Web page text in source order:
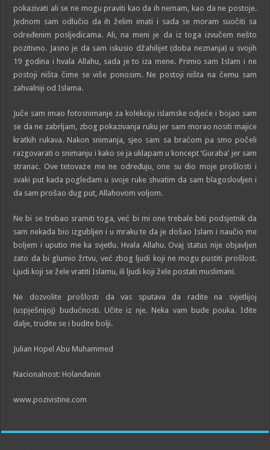
pokazivati ali se ne mogu praviti kao da ih nemam, kao da ne postoje.
Jednom sam odlučio da ih želim imati i sada se moram suočiti sa
određenim posljedicama. Ali, na meni je da iz toga izvučem nešto
pozitivno. Jasno je da sam iskusio džahilijet (doba neznanja) u svojih
19 godina i hvala Allahu, sada je to iza mene. Primio sam Islam i ne
postoji ništa čime se više ponosim. Ne postoji ništa na čemu sam
zahvalniji od Islama.
Juče sam imao fotosnimanje za kolekciju islamske odjeće i bojao sam
se da ne zabrljam, zbog pokazivanja ruku jer sam morao nositi majice
kratkih rukava. Nakon snimanja, sjeo sam sa braćom pa smo počeli
razgovarati o snimanju i kako se ja uklapam u koncept ‘Guraba’ jer sam
stranac. Ove tetovaże me ne određuju, one su dio moje prošlosti i
svaki put kada pogledam u svoje ruke shvatim da sam blagoslovljen i
da sam prošao dug put, Allahovom voljom.
Ne bi se trebao sramiti toga, već bi mi one trebale biti podsjetnik da
sam nekada bio izgubljen i u mraku te da je došao Islam i naučio me
boljem i uputio me ka svjetlu. Hvala Allahu. Ovaj status nije objavljen
zato da bi glumio žrtvu, već zbog ljudi koji ne mogu pustiti prošlost.
Ljudi koji se žele vratiti Islamu, ili ljudi koji žele postati muslimani.
Ne dozvolite prošlosti da vas sputava da radite na svjetlijoj
(uspješnijoj) budućnosti. Učite iz nje. Neka vam bude pouka. Idite
dalje, trudite se i budite bolji.
Julian Hopel Abu Muhammed
Nacionalnost: Holanđanin
www.pozivistine.com